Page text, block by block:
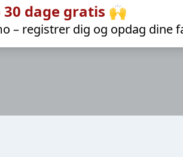
30 dage gratis 🙌
– registrer dig og opdag dine